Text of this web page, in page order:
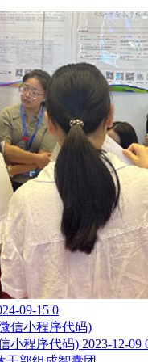
09-15 0
小程序代码) 2023-12-09